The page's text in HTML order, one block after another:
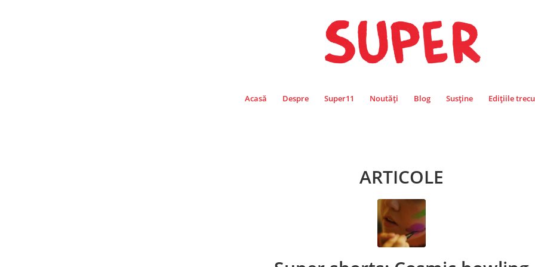
Acasă Despre Super11 Noutăți Blog Susține Edițiile
ARTICOLE